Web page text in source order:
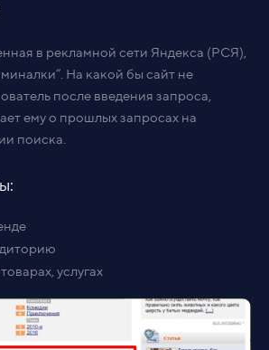
в рекламной сети Яндекса (РСЯ),
На какой бы сайт не
после введения запроса,
ему о прошлых запросах на
поиска.
услугах